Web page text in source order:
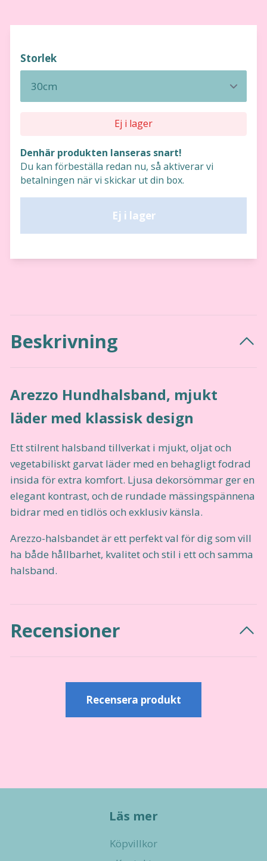
Storlek
Ej i lager
Denhär produkten lanseras snart!
Du kan förbeställa redan nu, så aktiverar vi
betalningen när vi skickar ut din box.
Ej i lager
Beskrivning
Arezzo Hundhalsband, mjukt
läder med klassisk design
Ett stilrent halsband tillverkat i mjukt, oljat och
vegetabiliskt garvat läder med en behagligt fodrad
insida för extra komfort. Ljusa dekorsömmar ger en
elegant kontrast, och de rundade mässingspännena
bidrar med en tidlös och exklusiv känsla.
Arezzo-halsbandet är ett perfekt val för dig som vill
ha både hållbarhet, kvalitet och stil i ett och samma
halsband.
Recensioner
Recensera produkt
Läs mer
Köpvillkor